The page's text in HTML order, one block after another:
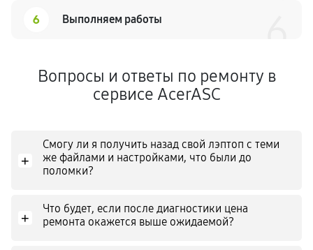
6 Выполняем работы
Вопросы и ответы по ремонту в
сервисе AcerASC
+
Смогу ли я получить назад свой лэптоп с теми
же файлами и настройками, что были до
поломки?
+
Что будет, если после диагностики цена
ремонта окажется выше ожидаемой?